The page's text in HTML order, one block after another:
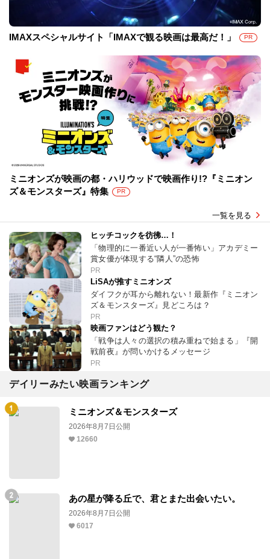
IMAXスペシャルサイト「IMAXで観る映画は最高だ！」 PR
ミニオンズが映画の都・ハリウッドで映画作り!?『ミニオン
ズ＆モンスターズ』特集
PR
一覧を見る
ヒッチコックを彷彿…！
「物理的に一番近い人が一番怖い」アカデミー
賞女優が体現する“隣人”の恐怖
PR
LiSAが推すミニオンズ
ダイフクが耳から離れない！最新作『ミニオン
ズ＆モンスターズ』見どころは？
PR
映画ファンはどう観た？
「戦争は人々の選択の積み重ねで始まる」『開
戦前夜』が問いかけるメッセージ
PR
デイリーみたい映画ランキング
ミニオンズ＆モンスターズ
2026年8月7日公開
12660
あの星が降る丘で、君とまた出会いたい。
2026年8月7日公開
6017